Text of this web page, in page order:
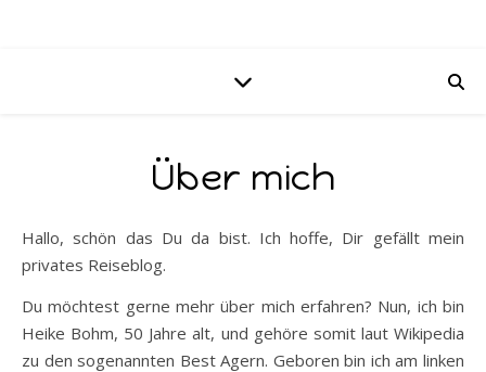
Über mich
Hallo, schön das Du da bist. Ich hoffe, Dir gefällt mein
privates Reiseblog.
Du möchtest gerne mehr über mich erfahren? Nun, ich bin
Heike Bohm, 50 Jahre alt, und gehöre somit laut Wikipedia
zu den sogenannten Best Agern. Geboren bin ich am linken